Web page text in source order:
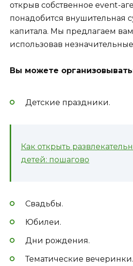
открыв собственное event-
понадобится внушительная
капитала. Мы предлагаем вам
использовав
Вы можете
Детские праздники.
Как открыть
детей: пошагово
Свадьбы.
Юбилеи.
Дни рождения.
Тематические вечеринки.